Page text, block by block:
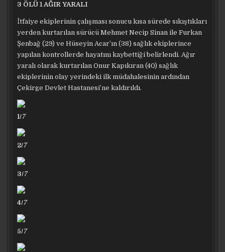
3 ÖLÜ 1 AĞIR YARALI
İtfaiye ekiplerinin çalışması sonucu kısa sürede sıkıştıkları
yerden kurtarılan sürücü Mehmet Necip Sinan ile Furkan
Şenbağ (29) ve Hüseyin Acar’ın (38) sağlık ekiplerince
yapılan kontrollerde hayatını kaybettiği belirlendi. Ağır
yaralı olarak kurtarılan Onur Kapıkıran (40) sağlık
ekiplerinin olay yerindeki ilk müdahalesinin ardından
Çekirge Devlet Hastanesi’ne kaldırıldı.
1/7
2/7
3/7
4/7
5/7